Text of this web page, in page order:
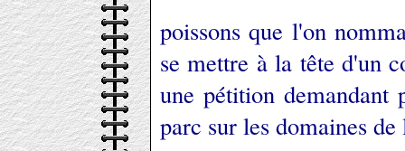
poissons que l'on
se mettre à la tête d'un
une pétition demandant
parc sur les domaines